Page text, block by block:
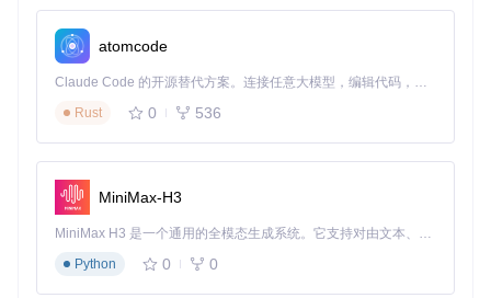
shark 下载源代码
Development in Shark has been ended.
项目地址：https://gitcode.com/gh_mirrors/sha/shark
atomcode
Claude Code 的开源替代方案。连接任意大模型，编辑代码，运行命令，自动验证 — 全自动执行。用 Rust 构建，极致性能。 ｜ An open-source alternative to Claude Code. Connect any LLM, edit code, run commands, and verify changes — autonomously. Built in Rust for speed. Get Started
Rust
0 536
MiniMax-H3
MiniMax H3 是一个通用的全模态生成系统。它支持对由文本、图像、视频和音频组成的多模态上下文进行统一理解，并能生成分辨率高达 2K、时长可达 15 秒的带原生立体声音频的视频。得益于面向任务泛化的系统设计，H3 在预训练阶段就已具备广泛的多模态上下文理解与生成能力，能够出色地执行复杂的多模态指令。
Python
0 0